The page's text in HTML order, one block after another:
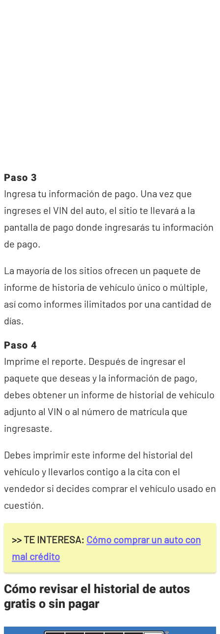
Paso 3
Ingresa tu información de pago. Una vez que
ingreses el VIN del auto, el sitio te llevará a la
pantalla de pago donde ingresarás tu información
de pago.
La mayoría de los sitios ofrecen un paquete de
informe de historia de vehículo único o múltiple,
así como informes ilimitados por una cantidad de
días.
Paso 4
Imprime el reporte. Después de ingresar el
paquete que deseas y la información de pago,
debes obtener un informe de historial de vehículo
adjunto al VIN o al número de matrícula que
ingresaste.
Debes imprimir este informe del historial del
vehículo y llevarlos contigo a la cita con el
vendedor si decides comprar el vehículo usado en
cuestión.
>> TE INTERESA: Cómo comprar un auto con
mal crédito
Cómo revisar el historial de autos
gratis o sin pagar